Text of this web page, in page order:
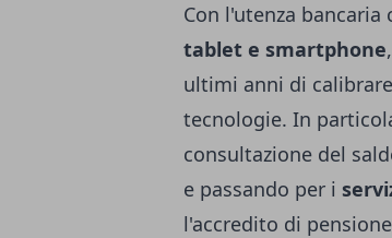
Con l'utenza
tablet e smartphone
ultimi anni di
tecnologie. In
consultazione del
e passando per i
l'accredito di